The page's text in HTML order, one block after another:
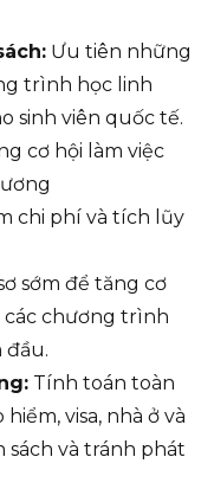
Ưu tiên những
trình học linh
sinh viên quốc tế.
cơ hội làm việc
chi phí và tích lũy
sớm để tăng cơ
các chương trình
đầu.
Tính toán toàn
visa, nhà ở và
sách và tránh phát